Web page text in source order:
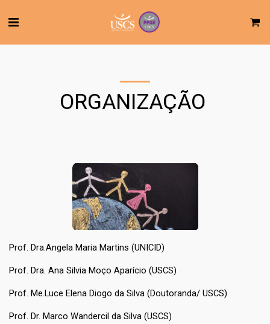
ORGANIZAÇÃO
Prof. Dra.Angela Maria Martins (UNICID)
Prof. Dra. Ana Silvia Moço Aparício (USCS)
Prof. Me.Luce Elena Diogo da Silva (Doutoranda/ USCS)
Prof. Dr. Marco Wandercil da Silva (USCS)